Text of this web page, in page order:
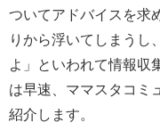
ついてアドバイスを求
りから浮いてしまうし
よ」といわれて情報収
は早速、ママスタコミ
紹介します。